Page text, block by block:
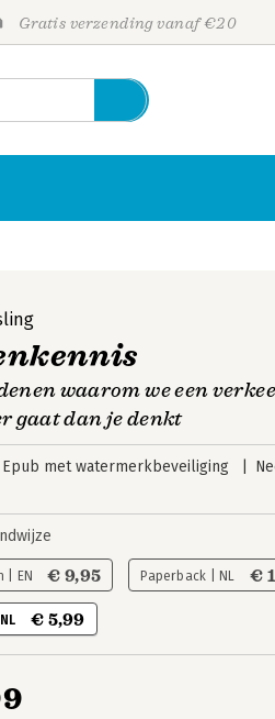
Gratis verzending vanaf €20
waarom we een
gaat dan je denkt
Epub met watermerkbeveiliging
| EN € 9,95 Paperback | NL €
€ 5,99
Personen